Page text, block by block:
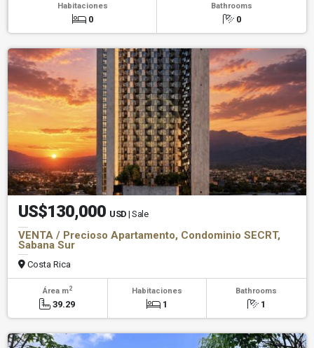
Habitaciones
0
Bathrooms
0
US$130,000 USD | Sale
VENTA / Precioso Apartamento, Condominio SECRT,
Sabana Sur
Costa Rica
Área m2
39.29
Habitaciones
1
Bathrooms
1